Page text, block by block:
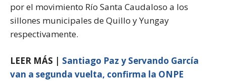
por el movimiento Río Santa Caudaloso a los
sillones municipales de Quillo y Yungay
respectivamente.
LEER MÁS | Santiago Paz y Servando García
van a segunda vuelta, confirma la ONPE